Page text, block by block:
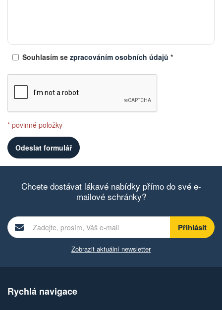
​​​​​​​​​​​​​​Souhlasím se zpracováním osobních údajů *
* povinné položky
Chcete dostávat lákavé nabídky přímo do své e-
mailové schránky?
Zobrazit aktuální newsletter
Rychlá navigace